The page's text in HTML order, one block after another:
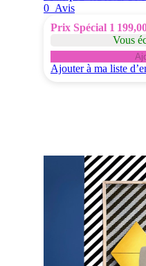
0 Avis
Prix Spécial 1
Vous
Ajouter à ma liste